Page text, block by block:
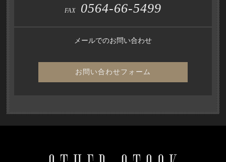
FAX 0564-66-5499
メールでのお問い合わせ
お問い合わせフォーム